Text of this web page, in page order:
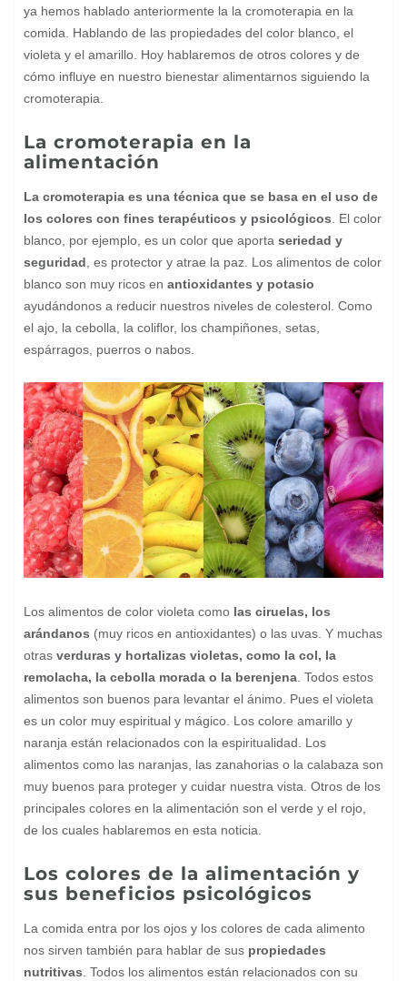
ya hemos hablado anteriormente la la cromoterapia en la
comida. Hablando de las propiedades del color blanco, el
violeta y el amarillo. Hoy hablaremos de otros colores y de
cómo influye en nuestro bienestar alimentarnos siguiendo la
cromoterapia.
La cromoterapia en la
alimentación
La cromoterapia es una técnica que se basa en el uso de
los colores con fines terapéuticos y psicológicos. El color
blanco, por ejemplo, es un color que aporta seriedad y
seguridad, es protector y atrae la paz. Los alimentos de color
blanco son muy ricos en antioxidantes y potasio
ayudándonos a reducir nuestros niveles de colesterol. Como
el ajo, la cebolla, la coliflor, los champiñones, setas,
espárragos, puerros o nabos.
Los alimentos de color violeta como las ciruelas, los
arándanos (muy ricos en antioxidantes) o las uvas. Y muchas
otras verduras y hortalizas violetas, como la col, la
remolacha, la cebolla morada o la berenjena. Todos estos
alimentos son buenos para levantar el ánimo. Pues el violeta
es un color muy espiritual y mágico. Los colore amarillo y
naranja están relacionados con la espiritualidad. Los
alimentos como las naranjas, las zanahorias o la calabaza son
muy buenos para proteger y cuidar nuestra vista. Otros de los
principales colores en la alimentación son el verde y el rojo,
de los cuales hablaremos en esta noticia.
Los colores de la alimentación y
sus beneficios psicológicos
La comida entra por los ojos y los colores de cada alimento
nos sirven también para hablar de sus propiedades
nutritivas. Todos los alimentos están relacionados con su